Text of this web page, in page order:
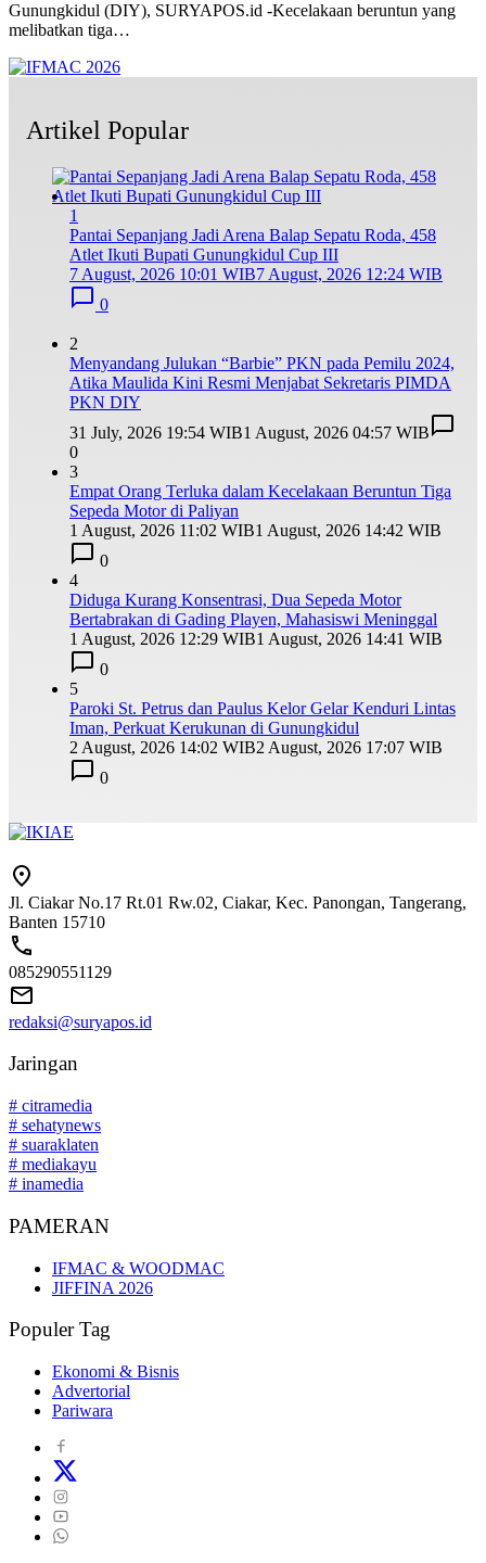
Gunungkidul (DIY), SURYAPOS.id -Kecelakaan beruntun yang
melibatkan tiga…
Artikel Popular
1
Pantai Sepanjang Jadi Arena Balap Sepatu Roda, 458
Atlet Ikuti Bupati Gunungkidul Cup III
7 August, 2026 10:01 WIB7 August, 2026 12:24 WIB
0
2
Menyandang Julukan “Barbie” PKN pada Pemilu 2024,
Atika Maulida Kini Resmi Menjabat Sekretaris PIMDA
PKN DIY
31 July, 2026 19:54 WIB1 August, 2026 04:57 WIB
0
3
Empat Orang Terluka dalam Kecelakaan Beruntun Tiga
Sepeda Motor di Paliyan
1 August, 2026 11:02 WIB1 August, 2026 14:42 WIB
0
4
Diduga Kurang Konsentrasi, Dua Sepeda Motor
Bertabrakan di Gading Playen, Mahasiswi Meninggal
1 August, 2026 12:29 WIB1 August, 2026 14:41 WIB
0
5
Paroki St. Petrus dan Paulus Kelor Gelar Kenduri Lintas
Iman, Perkuat Kerukunan di Gunungkidul
2 August, 2026 14:02 WIB2 August, 2026 17:07 WIB
0
Jl. Ciakar No.17 Rt.01 Rw.02, Ciakar, Kec. Panongan, Tangerang,
Banten 15710
085290551129
redaksi@suryapos.id
Jaringan
# citramedia
# sehatynews
# suaraklaten
# mediakayu
# inamedia
PAMERAN
IFMAC & WOODMAC
JIFFINA 2026
Populer Tag
Ekonomi & Bisnis
Advertorial
Pariwara